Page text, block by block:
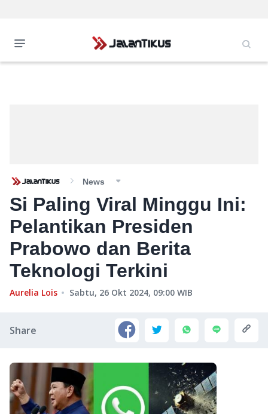
News
Si Paling Viral Minggu Ini:
Pelantikan Presiden
Prabowo dan Berita
Teknologi Terkini
Aurelia Lois Sabtu, 26 Okt 2024, 09:00 WIB
Share